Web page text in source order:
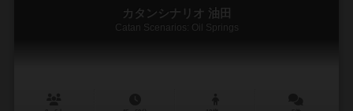
カタンシナリオ 油田
Catan Scenarios: Oil Springs